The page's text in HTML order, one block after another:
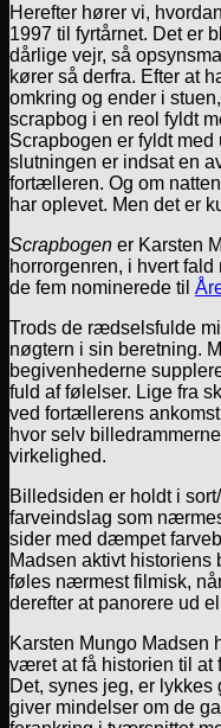
Herefter hører vi,
1997 til fyrtårnet. Det er
dårlige vejr, så
kører så derfra. Efter at
omkring og ender i
scrapbog i en reol fyldt
Scrapbogen er fyldt
slutningen er indsat en
fortælleren. Og om
har oplevet. Men det er
Scrapbogen er Karsten
horrorgenren, i hvert
de fem nominerede til
Trods de rædselsfulde
nøgtern i sin beretning.
begivenhederne
fuld af følelser. Lige fra
ved fortællerens
hvor selv
virkelighed.
Billedsiden er holdt i
farveindslag som
sider med dæmpet
Madsen aktivt
føles nærmest filmisk,
derefter at panorere ud
Karsten Mungo Madsen
været at få historien til at
Det, synes jeg, er lykkes
giver mindelser om de